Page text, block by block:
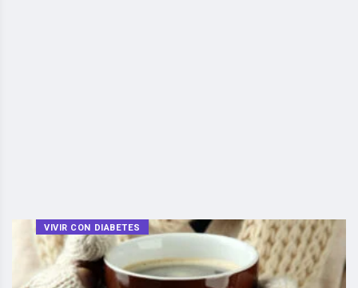
VIVIR CON DIABETES